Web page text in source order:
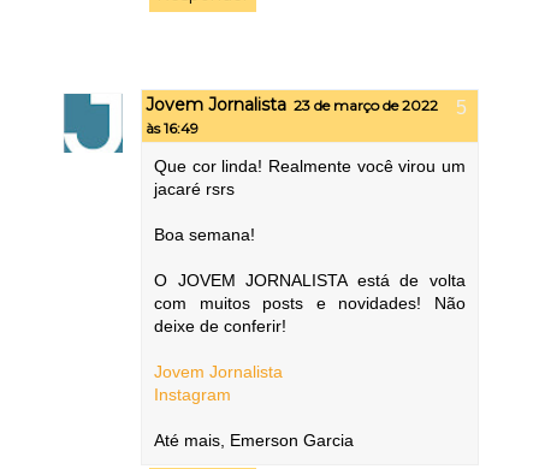
Jovem Jornalista 23 de março de 2022
às 16:49
Que cor linda! Realmente você virou um
jacaré rsrs
Boa semana!
O JOVEM JORNALISTA está de volta
com muitos posts e novidades! Não
deixe de conferir!
Jovem Jornalista
Instagram
Até mais, Emerson Garcia